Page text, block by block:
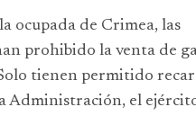
ocupada de Crimea, las
prohibido la venta de
tienen permitido
Administración, el